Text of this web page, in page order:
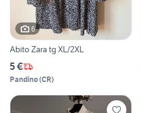
6
Abito Zara tg XL/2XL
5 €
Pandino(CR)